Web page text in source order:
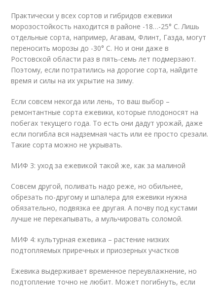
Практически у всех сортов и гибридов ежевики
морозостойкость находится в районе -18…-25° С. Лишь
отдельные сорта, например, Агавам, Флинт, Газда, могут
переносить морозы до -30° С. Но и они даже в
Ростовской области раз в пять-семь лет подмерзают.
Поэтому, если потратились на дорогие сорта, найдите
время и силы на их укрытие на зиму.
Если совсем некогда или лень, то ваш выбор –
ремонтантные сорта ежевики, которые плодоносят на
побегах текущего года. То есть они дадут урожай, даже
если погибла вся надземная часть или ее просто срезали.
Такие сорта можно не укрывать.
МИФ 3: уход за ежевикой такой же, как за малиной
Совсем другой, поливать надо реже, но обильнее,
обрезать по-другому и шпалера для ежевики нужна
обязательно, подвязка ее другая. А почву под кустами
лучше не перекапывать, а мульчировать соломой.
МИФ 4: культурная ежевика – растение низких
подтопляемых приречных и приозерных участков
Ежевика выдерживает временное переувлажнение, но
подтопление точно не любит. Может погибнуть, если